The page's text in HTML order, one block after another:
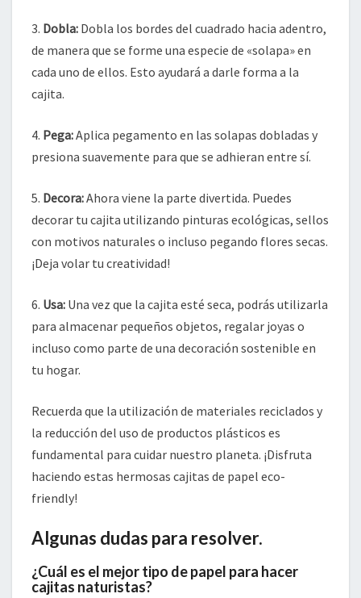
3. Dobla: Dobla los bordes del cuadrado hacia adentro,
de manera que se forme una especie de «solapa» en
cada uno de ellos. Esto ayudará a darle forma a la
cajita.
4. Pega:Aplica pegamento en las solapas dobladas y
presiona suavemente para que se adhieran entre sí.
5. Decora:Ahora viene la parte divertida. Puedes
decorar tu cajita utilizando pinturas ecológicas, sellos
con motivos naturales o incluso pegando flores secas.
¡Deja volar tu creatividad!
6. Usa: Una vez que la cajita esté seca, podrás utilizarla
para almacenar pequeños objetos, regalar joyas o
incluso como parte de una decoración sostenible en
tu hogar.
Recuerda que la utilización de materiales reciclados y
la reducción del uso de productos plásticos es
fundamental para cuidar nuestro planeta. ¡Disfruta
haciendo estas hermosas cajitas de papel eco-
friendly!
Algunas dudas para resolver.
¿Cuál es el mejor tipo de papel para hacer
cajitas naturistas?